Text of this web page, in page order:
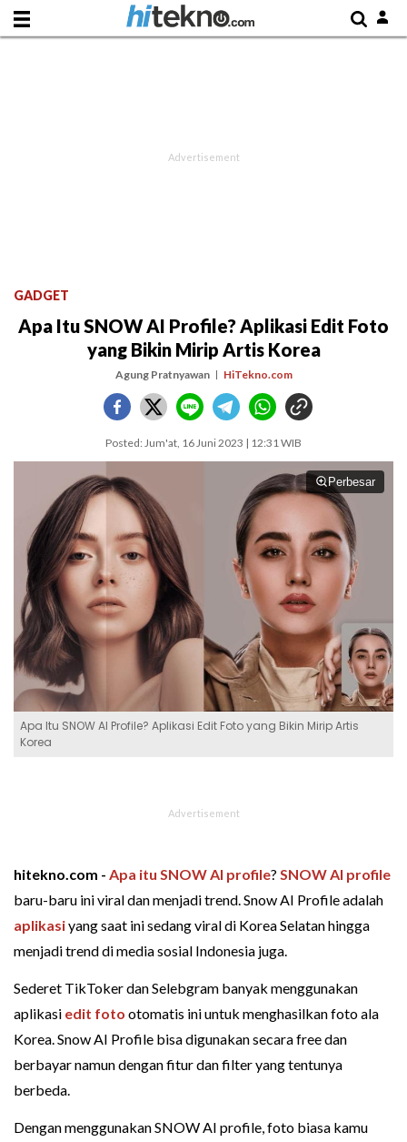
GADGET
Apa Itu SNOW AI Profile? Aplikasi Edit Foto
yang Bikin Mirip Artis Korea
Agung Pratnyawan HiTekno.com
Posted: Jum'at, 16 Juni 2023 | 12:31 WIB
Perbesar
Apa Itu SNOW AI Profile? Aplikasi Edit Foto yang Bikin Mirip Artis
Korea
hitekno.com - Apa itu SNOW AI profile? SNOW AI profile
baru-baru ini viral dan menjadi trend. Snow AI Profile adalah
aplikasiyang saat ini sedang viral di Korea Selatan hingga
menjadi trend di media sosial Indonesia juga.
Sederet TikToker dan Selebgram banyak menggunakan
aplikasi edit foto otomatis ini untuk menghasilkan foto ala
Korea. Snow AI Profile bisa digunakan secara free dan
berbayar namun dengan fitur dan filter yang tentunya
berbeda.
Dengan menggunakan SNOW AI profile, foto biasa kamu